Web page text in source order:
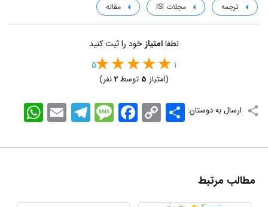
ترجمه مجلات ISI مقاله
لطفاامتیازخود را ثبت کنید
1
5
(امتیاز 5 توسط2نفر)
ارسال به دوستان: WhatsApp EmailTelegramMessageFacebook Copy
Link
اشتراک
مطالب مرتبط